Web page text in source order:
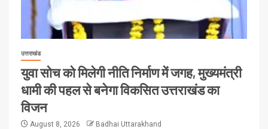
उत्तराखंड
युवा सोच को मिलेगी नीति निर्माण में जगह, मुख्यमंत्री
धामी की पहल से बनेगा विकसित उत्तराखंड का
विजन
August 8, 2026 Badhai Uttarakhand